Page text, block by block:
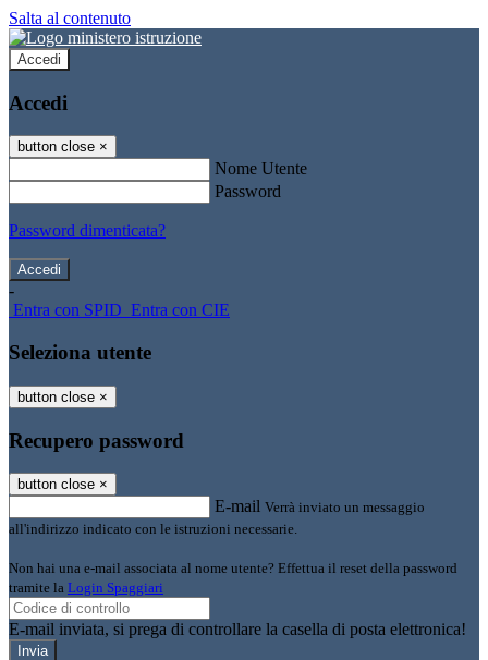
Salta al contenuto
Accedi
Accedi
button close ×
Nome Utente
Password
Password dimenticata?
-
Entra con SPID Entra con CIE
Seleziona utente
button close ×
Recupero password
button close ×
E-mail Verrà inviato un messaggio
all'indirizzo indicato con le istruzioni necessarie.
Non hai una e-mail associata al nome utente? Effettua il reset della password
tramite la Login Spaggiari
E-mail inviata, si prega di controllare la casella di posta elettronica!